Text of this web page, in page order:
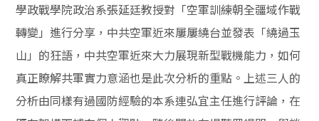
學政戰學院政治系張延廷教授對「空軍訓練朝全疆域作戰
轉變」進行分享，中共空軍近來屢屢繞台並發表「繞過玉
山」的狂語，中共空軍近來大力展現新型戰機能力，如何
真正瞭解共軍實力意涵也是此次分析的重點。上述三人的
分析由同樣有過國防經驗的本系連弘宜主任進行評論，在